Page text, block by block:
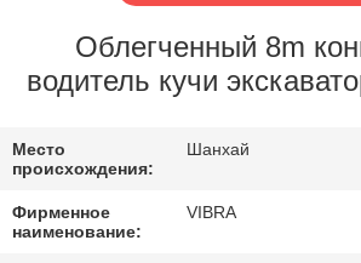
ПУТЕШЕСТВИЕ
ПРОВЕРКА
КАЧЕСТВА
Облегченный 8m
водитель кучи
Место
происхождения:
Шанхай
Фирменное
наименование:
VIBRA